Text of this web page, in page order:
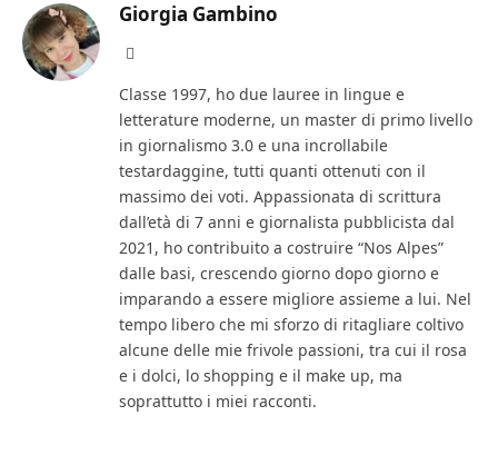
Giorgia Gambino
Classe 1997, ho due lauree in lingue e
letterature moderne, un master di primo livello
in giornalismo 3.0 e una incrollabile
testardaggine, tutti quanti ottenuti con il
massimo dei voti. Appassionata di scrittura
dall’età di 7 anni e giornalista pubblicista dal
2021, ho contribuito a costruire “Nos Alpes”
dalle basi, crescendo giorno dopo giorno e
imparando a essere migliore assieme a lui. Nel
tempo libero che mi sforzo di ritagliare coltivo
alcune delle mie frivole passioni, tra cui il rosa
e i dolci, lo shopping e il make up, ma
soprattutto i miei racconti.